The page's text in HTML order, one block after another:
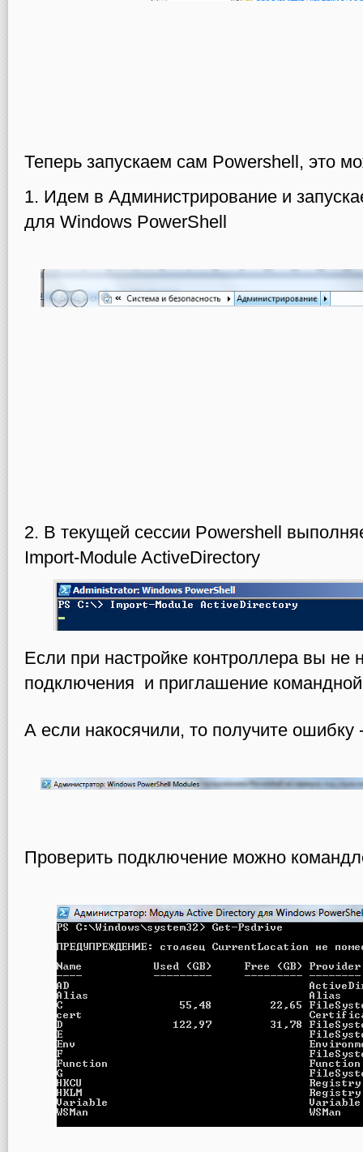
Теперь запускаем сам Powershell, это
1. Идем в Администрирование и
для Windows PowerShell
2. В текущей сессии Powershell
Import-Module ActiveDirectory
Если при настройке контроллера вы не
подключения и приглашение командной
А если накосячили, то получите ошибку
Проверить подключение можно